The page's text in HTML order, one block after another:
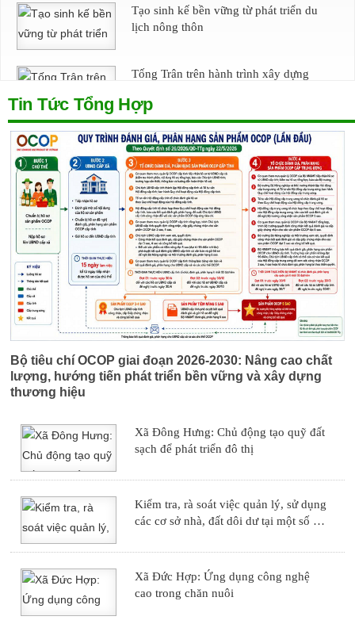
Tạo sinh kế bền vững từ phát triển du
lịch nông thôn
Tống Trân trên hành trình xây dựng
Tiêu chí đánh giá, phân hạng sản
phẩm OCOP
Xã Đông Hưng: Chủ động tạo quỹ đất
sạch để phát triển đô thị
Thôn Thái Hoà: Lòng dân mở rộng
lòng đường
Kiểm tra, rà soát việc quản lý, sử
dụng các cơ sở nhà, đất dôi dư tại một
số địa phương, đơn vị
Tin Tức Tổng Hợp
Bộ tiêu chí OCOP giai đoạn 2026-2030: Nâng cao chất
lượng, hướng tiến phát triển bền vững và xây dựng
thương hiệu
Xã Đông Hưng: Chủ động tạo quỹ đất
sạch để phát triển đô thị
Kiểm tra, rà soát việc quản lý, sử dụng
các cơ sở nhà, đất dôi dư tại một số địa
Xã Đức Hợp: Ứng dụng công nghệ
cao trong chăn nuôi